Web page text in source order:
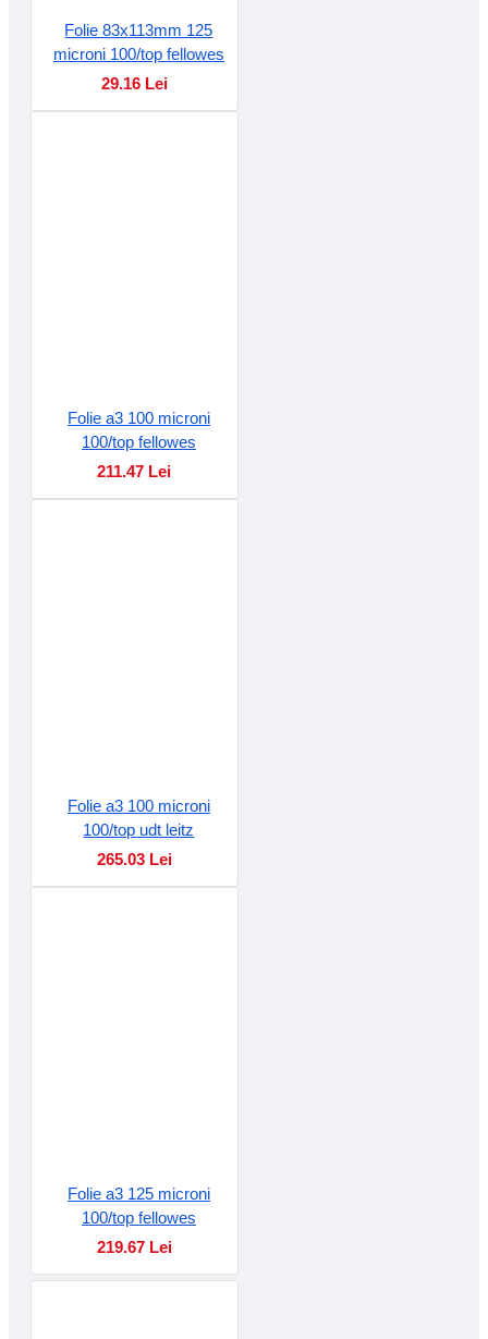
Folie 83x113mm 125
microni 100/top fellowes
29.16 Lei
Folie a3 100 microni
100/top fellowes
211.47 Lei
Folie a3 100 microni
100/top udt leitz
265.03 Lei
Folie a3 125 microni
100/top fellowes
219.67 Lei